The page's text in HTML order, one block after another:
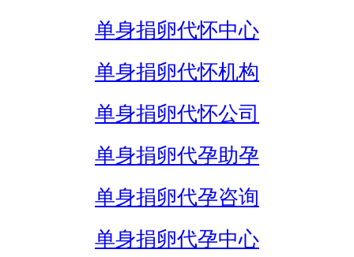
单身捐卵代怀中心
单身捐卵代怀机构
单身捐卵代怀公司
单身捐卵代孕助孕
单身捐卵代孕咨询
单身捐卵代孕中心